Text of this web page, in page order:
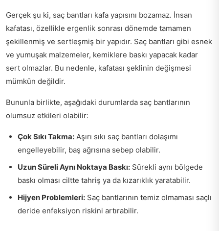
Gerçek şu ki, saç bantları kafa yapısını bozamaz. İnsan
kafatası, özellikle ergenlik sonrası dönemde tamamen
şekillenmiş ve sertleşmiş bir yapıdır. Saç bantları gibi esnek
ve yumuşak malzemeler, kemiklere baskı yapacak kadar
sert olmazlar. Bu nedenle, kafatası şeklinin değişmesi
mümkün değildir.
Bununla birlikte, aşağıdaki durumlarda saç bantlarının
olumsuz etkileri olabilir:
Çok Sıkı Takma: Aşırı sıkı saç bantları dolaşımı
engelleyebilir, baş ağrısına sebep olabilir.
Uzun Süreli Aynı Noktaya Baskı: Sürekli aynı bölgede
baskı olması ciltte tahriş ya da kızarıklık yaratabilir.
Hijyen Problemleri: Saç bantlarının temiz olmaması saçlı
deride enfeksiyon riskini artırabilir.